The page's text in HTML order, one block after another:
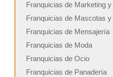
Franquicias de Marketing y
Franquicias de Mascotas
Franquicias de Mensajería
Franquicias de Moda
Franquicias de Ocio
Franquicias de Panadería